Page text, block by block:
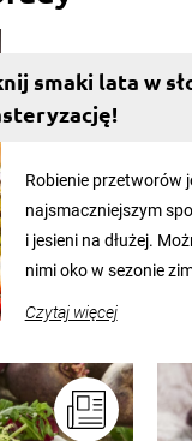
smaki lata w
Robienie przetworów
najsmaczniejszym
i jesieni na dłużej.
nimi oko w sezonie
pozwolą zachować
Czytaj więcej